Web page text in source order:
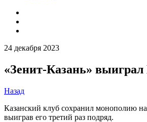
24 декабря 2023
«Зенит-Казань» выиграл
Назад
Казанский клуб сохранил монополию
выиграв его третий раз подряд.